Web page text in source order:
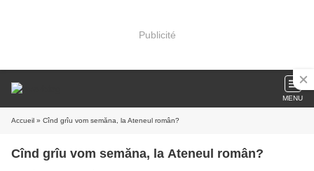
Publicité
MENU
Accueil » Cînd grîu vom semăna, la Ateneul român?
Cînd grîu vom semăna, la Ateneul român?